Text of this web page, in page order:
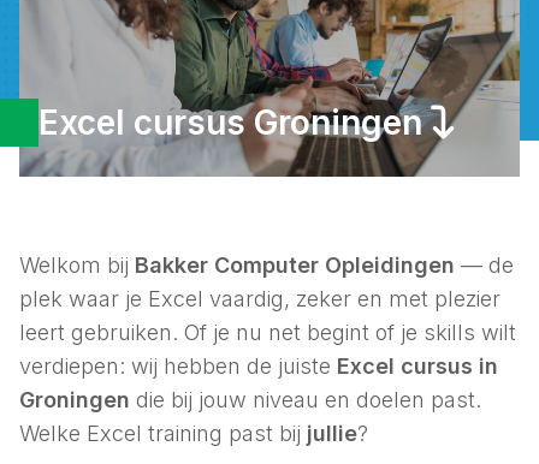
Excel cursus Groningen
Welkom bij Bakker Computer Opleidingen — de
plek waar je Excel vaardig, zeker en met plezier
leert gebruiken. Of je nu net begint of je skills wilt
verdiepen: wij hebben de juiste Excel cursus in
Groningen die bij jouw niveau en doelen past.
Welke Excel training past bij jullie?